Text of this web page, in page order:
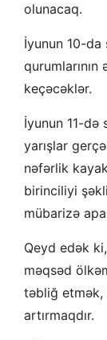
olunacaq.
İyunun 10-
keçəcəklər.
İyunun 11-də
yarışlar
nəfərlik
birinciliyi
mübarizə
Qeyd edək
məqsəd
təbliğ etmək,
artırmaqdır.